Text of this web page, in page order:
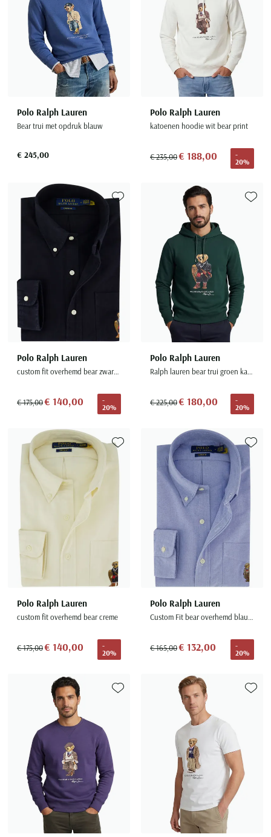
Polo Ralph Lauren
Bear trui met opdruk blauw
€ 245,00
Polo Ralph Lauren
katoenen hoodie wit bear print
€ 235,00€ 188,00
-
20%
Polo Ralph Lauren
custom fit overhemd bear zwart effen
€ 175,00€ 140,00
-
20%
Toevoegen aan favorieten
Polo Ralph Lauren
Ralph lauren bear trui groen katoen
€ 225,00€ 180,00
-
20%
Polo Ralph Lauren
custom fit overhemd bear creme
€ 175,00€ 140,00
-
20%
Toevoegen aan favorieten
Polo Ralph Lauren
Custom Fit bear overhemd blauw button down boord
€ 165,00€ 132,00
-
20%
Toevoegen aan favorieten